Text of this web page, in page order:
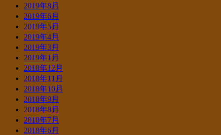
2019年8月
2019年6月
2019年5月
2019年4月
2019年3月
2019年1月
2018年12月
2018年11月
2018年10月
2018年9月
2018年8月
2018年7月
2018年6月